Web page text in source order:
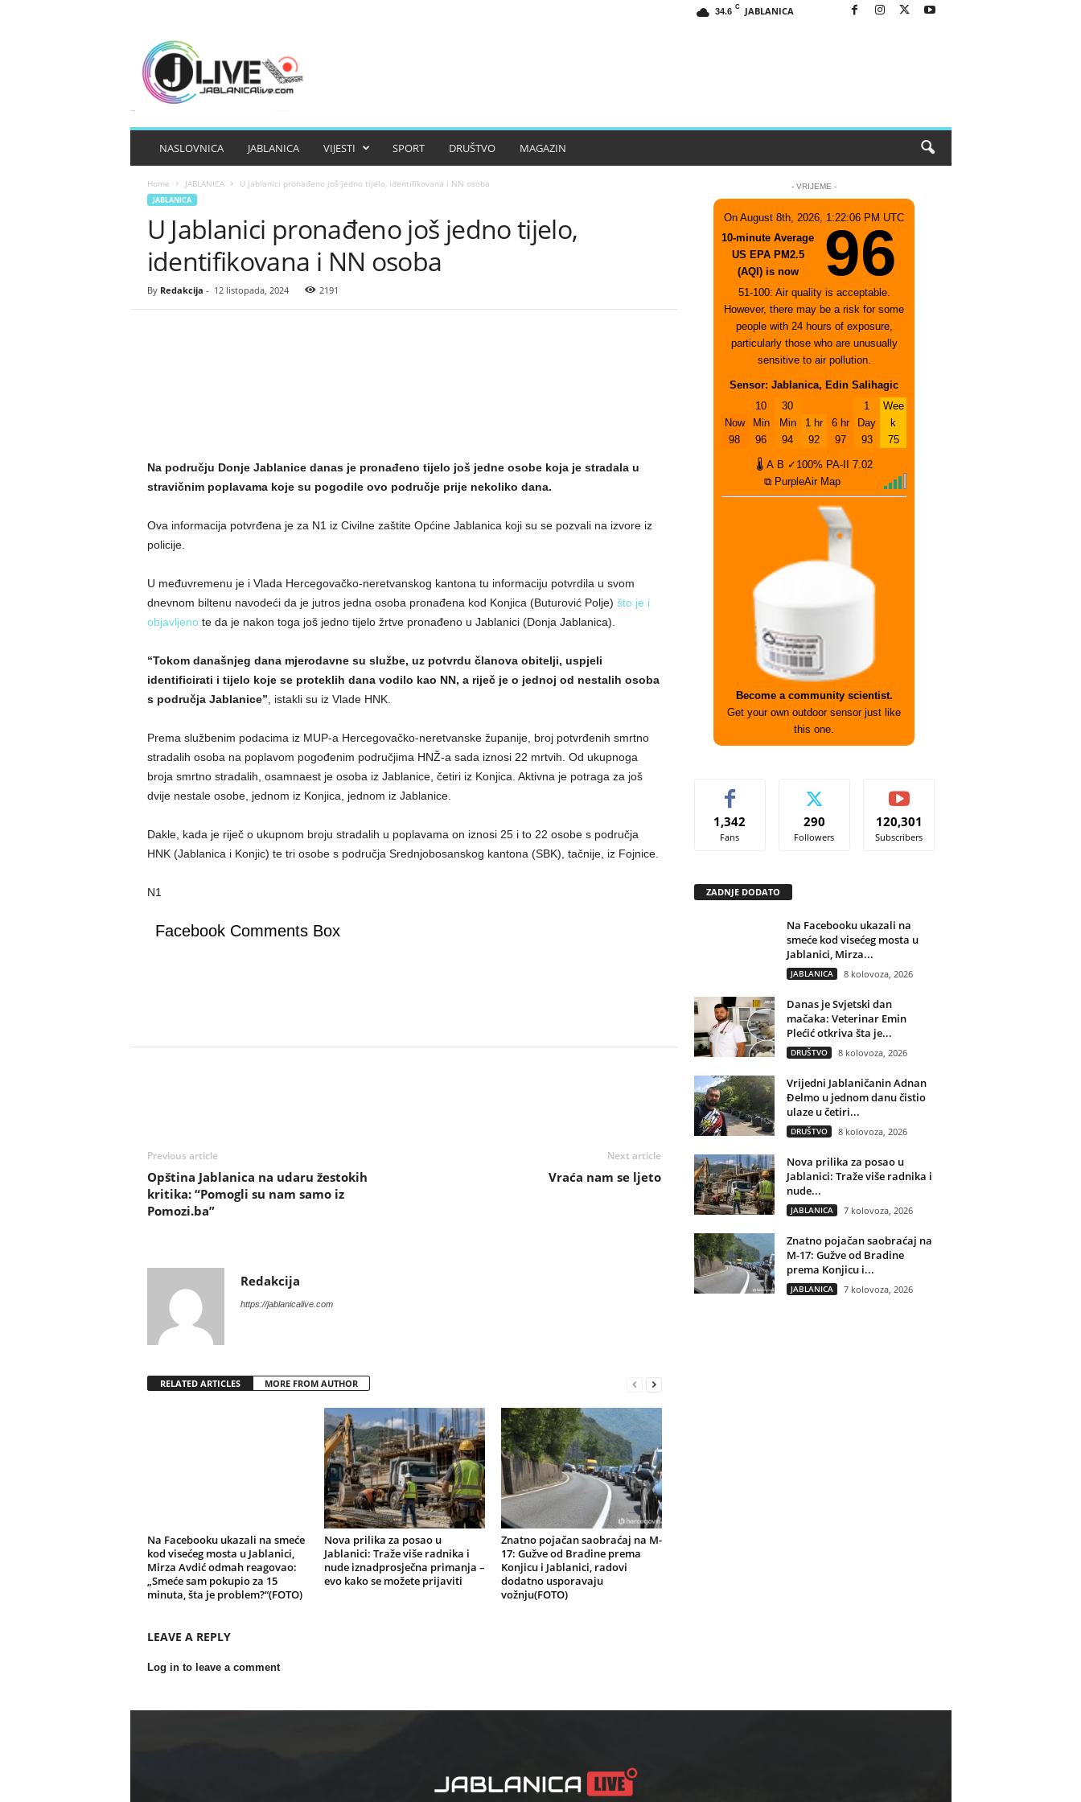
34.6 C JABLANICA
NASLOVNICA JABLANICA VIJESTI SPORT DRUŠTVO MAGAZIN
Home JABLANICA U Jablanici pronađeno još jedno tijelo, identifikovana i NN osoba
JABLANICA
U Jablanici pronađeno još jedno tijelo,
identifikovana i NN osoba
By Redakcija - 12 listopada, 2024 2191
Na području Donje Jablanice danas je pronađeno tijelo još jedne osobe koja je stradala u
stravičnim poplavama koje su pogodile ovo područje prije nekoliko dana.
Ova informacija potvrđena je za N1 iz Civilne zaštite Općine Jablanica koji su se pozvali na izvore iz
policije.
U međuvremenu je i Vlada Hercegovačko-neretvanskog kantona tu informaciju potvrdila u svom
dnevnom biltenu navodeći da je jutros jedna osoba pronađena kod Konjica (Buturović Polje) što je i
objavljenote da je nakon toga još jedno tijelo žrtve pronađeno u Jablanici (Donja Jablanica).
“Tokom današnjeg dana mjerodavne su službe, uz potvrdu članova obitelji, uspjeli
identificirati i tijelo koje se proteklih dana vodilo kao NN, a riječ je o jednoj od nestalih osoba
s područja Jablanice” , istakli su iz Vlade HNK.
Prema službenim podacima iz MUP-a Hercegovačko-neretvanske županije, broj potvrđenih smrtno
stradalih osoba na poplavom pogođenim područjima HNŽ-a sada iznosi 22 mrtvih. Od ukupnoga
broja smrtno stradalih, osamnaest je osoba iz Jablanice, četiri iz Konjica. Aktivna je potraga za još
dvije nestale osobe, jednom iz Konjica, jednom iz Jablanice.
Dakle, kada je riječ o ukupnom broju stradalih u poplavama on iznosi 25 i to 22 osobe s područja
HNK (Jablanica i Konjic) te tri osobe s područja Srednjobosanskog kantona (SBK), tačnije, iz Fojnice.
N1
Facebook Comments Box
Previous article
Opština Jablanica na udaru žestokih
kritika: “Pomogli su nam samo iz
Pomozi.ba”
Next article
Vraća nam se ljeto
Redakcija
https://jablanicalive.com
RELATED ARTICLES MORE FROM AUTHOR
Na Facebooku ukazali na smeće
kod visećeg mosta u Jablanici,
Mirza Avdić odmah reagovao:
„Smeće sam pokupio za 15
minuta, šta je problem?“(FOTO)
Nova prilika za posao u
Jablanici: Traže više radnika i
nude iznadprosječna primanja –
evo kako se možete prijaviti
Znatno pojačan saobraćaj na M-
17: Gužve od Bradine prema
Konjicu i Jablanici, radovi
dodatno usporavaju
vožnju(FOTO)
LEAVE A REPLY
Log in to leave a comment
- VRIJEME -
On August 8th, 2026, 1:22:06 PM UTC
10-minute Average
US EPA PM2.5
(AQI) is now
96
51-100: Air quality is acceptable.
However, there may be a risk for some
people with 24 hours of exposure,
particularly those who are unusually
sensitive to air pollution.
Sensor: Jablanica, Edin Salihagic
Now
98
10
Min
96
30
Min
94
1 hr
92
6 hr
97
1
Day
93
Wee
k
75
🌡 A B ✓100% PA-II
7.02
⧉ PurpleAir Map
Become a community scientist.
Get your own outdoor sensor just like
this one.
1,342
Fans
290
Followers
120,301
Subscribers
ZADNJE DODATO
Na Facebooku ukazali na
smeće kod visećeg mosta u
Jablanici, Mirza...
JABLANICA 8 kolovoza, 2026
Danas je Svjetski dan
mačaka: Veterinar Emin
Plećić otkriva šta je...
DRUŠTVO 8 kolovoza, 2026
Vrijedni Jablaničanin Adnan
Đelmo u jednom danu čistio
ulaze u četiri...
DRUŠTVO 8 kolovoza, 2026
Nova prilika za posao u
Jablanici: Traže više radnika i
nude...
JABLANICA 7 kolovoza, 2026
Znatno pojačan saobraćaj na
M-17: Gužve od Bradine
prema Konjicu i...
JABLANICA 7 kolovoza, 2026